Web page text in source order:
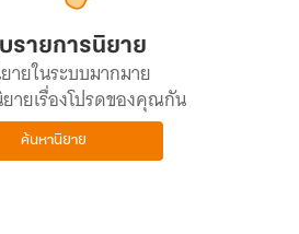
รายการนิยาย
ายในระบบมากมาย
ายเรื่องโปรดของคุณกัน
ค้นหานิยาย